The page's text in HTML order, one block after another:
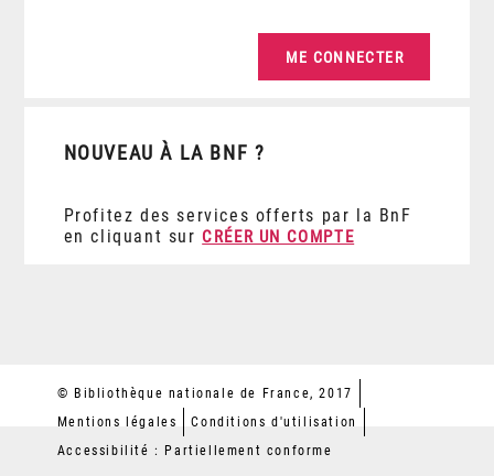
NOUVEAU À LA BNF ?
Profitez des services offerts par la BnF
en cliquant sur CRÉER UN COMPTE
© Bibliothèque nationale de France, 2017
Mentions légales
Conditions d'utilisation
Accessibilité : Partiellement conforme